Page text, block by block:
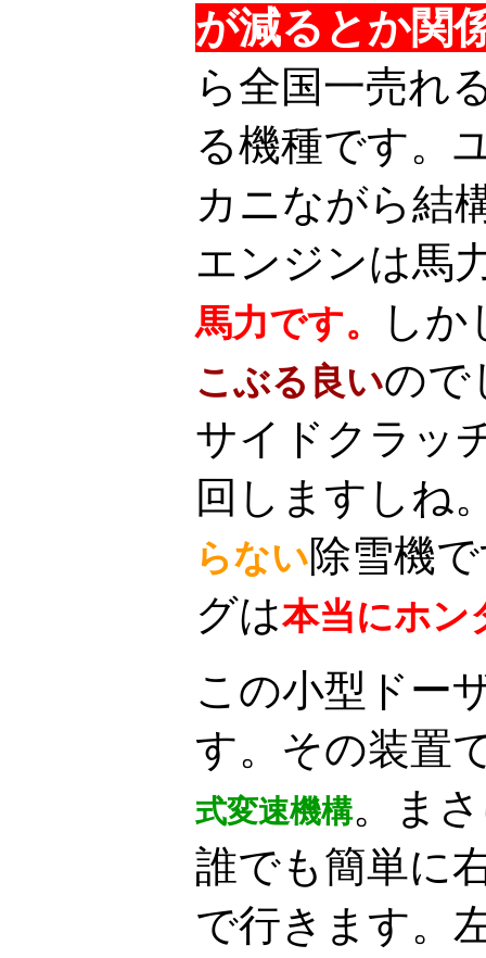
が減るとか関
ら全国一売れ
る機種です。
カニながら結
エンジンは馬
馬力です。 しか
こぶる良いので
サイドクラッ
回しますしね
らない除雪機
グは本当にホン
この小型ドー
す。その装置
式変速機構。ま
誰でも簡単に
で行きます。